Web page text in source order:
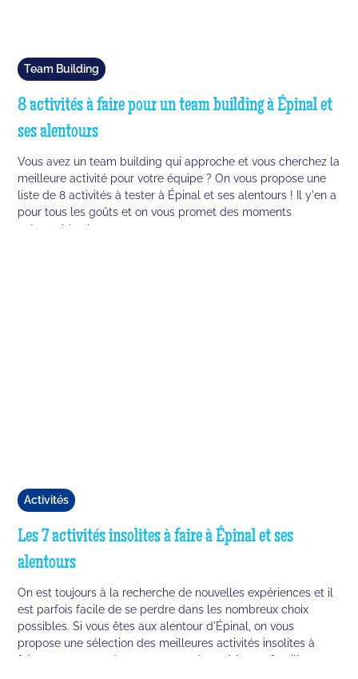
Team Building
8 activités à faire pour un team building à Épinal et
ses alentours
Vous avez un team building qui approche et vous cherchez la
meilleure activité pour votre équipe ? On vous propose une
liste de 8 activités à tester à Épinal et ses alentours ! Il y'en a
pour tous les goûts et on vous promet des moments
mémorables !
Activités
Les 7 activités insolites à faire à Épinal et ses
alentours
On est toujours à la recherche de nouvelles expériences et il
est parfois facile de se perdre dans les nombreux choix
possibles. Si vous êtes aux alentour d'Épinal, on vous
propose une sélection des meilleures activités insolites à
faire pour passer des moments mémorables en famille ou